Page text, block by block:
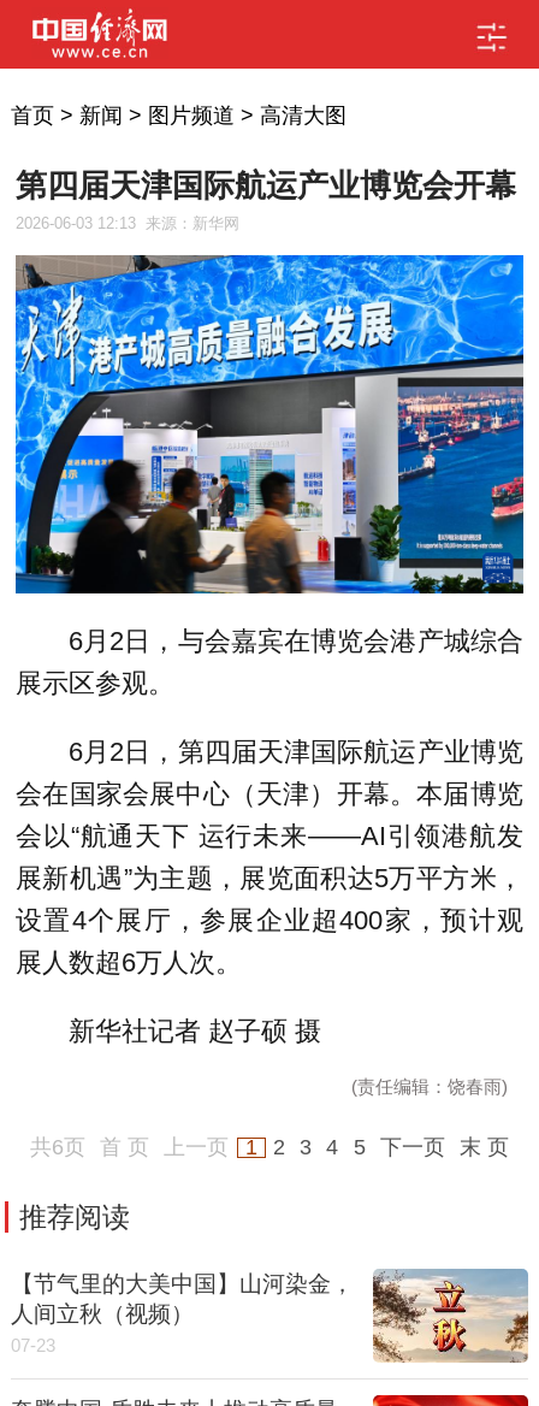
首页> 新闻 > 图片频道 > 高清大图
第四届天津国际航运产业博览会开幕
2026-06-03 12:13 来源：新华网
6月2日，与会嘉宾在博览会港产城综合
展示区参观。
6月2日，第四届天津国际航运产业博览
会在国家会展中心（天津）开幕。本届博览
会以“航通天下 运行未来——AI引领港航发
展新机遇”为主题，展览面积达5万平方米，
设置4个展厅，参展企业超400家，预计观
展人数超6万人次。
新华社记者 赵子硕 摄
(责任编辑：饶春雨)
共6页 首 页 上一页 1 2 3 4 5 下一页 末 页
推荐阅读
【节气里的大美中国】山河染金，
人间立秋（视频）
07-23